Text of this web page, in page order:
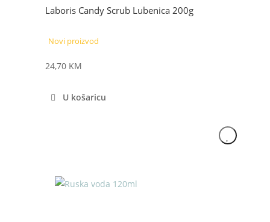
Laboris Candy Scrub Lubenica 200g
Novi proizvod
24,70 KM
U košaricu